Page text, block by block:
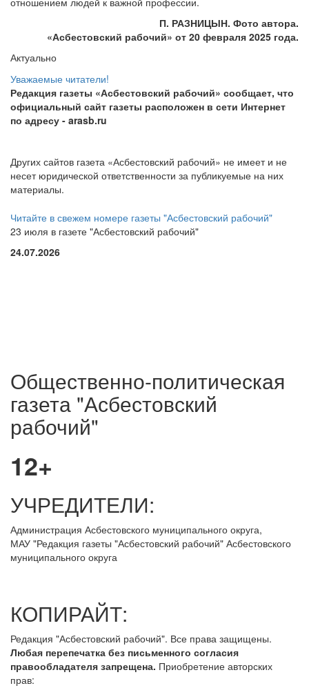
П. РАЗНИЦЫН. Фото автора.
«Асбестовский рабочий» от 20 февраля 2025 года.
Актуально
Уважаемые читатели!
Редакция газеты «Асбестовский рабочий» сообщает, что
официальный сайт газеты расположен в сети Интернет
по адресу - arasb.ru
Других сайтов газета «Асбестовский рабочий» не имеет и не
несет юридической ответственности за публикуемые на них
материалы.
Читайте в свежем номере газеты "Асбестовский рабочий"
23 июля в газете "Асбестовский рабочий"
24.07.2026
Общественно-политическая
газета "Асбестовский
рабочий"
12+
УЧРЕДИТЕЛИ:
Администрация Асбестовского муниципального округа,
МАУ"Редакция газеты "Асбестовский рабочий" Асбестовского
муниципального округа
КОПИРАЙТ:
Редакция "Асбестовский рабочий". Все права защищены.
Любая перепечатка без письменного согласия
правообладателя запрещена. Приобретение авторских
прав: